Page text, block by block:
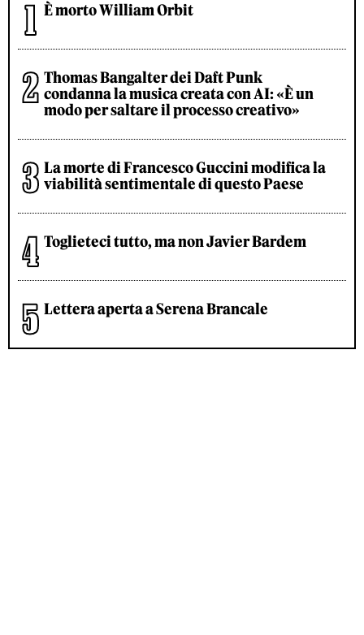
È morto William Orbit
Thomas Bangalter dei Daft Punk
condanna la musica creata con AI: «È un
modo per saltare il processo creativo»
La morte di Francesco Guccini modifica la
viabilità sentimentale di questo Paese
Toglieteci tutto, ma non Javier Bardem
Lettera aperta a Serena Brancale